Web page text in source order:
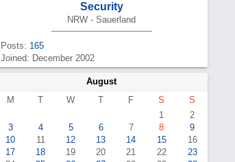
Security
NRW - Sauerland
Posts: 165
Joined: December 2002
August
M
T W T F S
S
1
2
3
4 5 6 7 8
9
10
11 12 13 14 15
16
17
18 19 20 21 22
23